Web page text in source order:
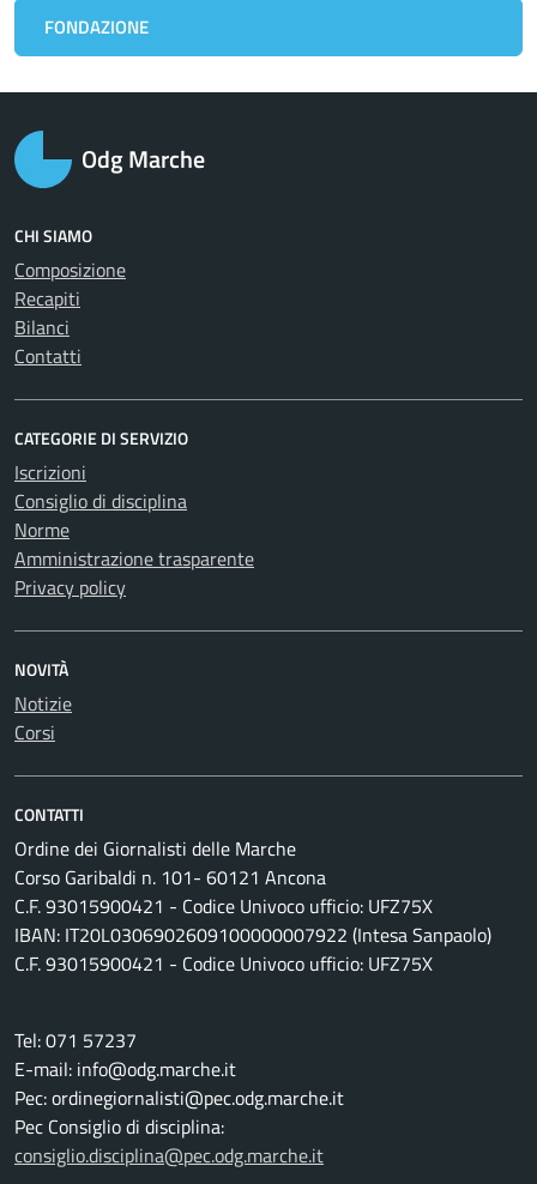
FONDAZIONE
Odg Marche
CHI SIAMO
Composizione
Recapiti
Bilanci
Contatti
CATEGORIE DI SERVIZIO
Iscrizioni
Consiglio di disciplina
Norme
Amministrazione trasparente
Privacy policy
NOVITÀ
Notizie
Corsi
CONTATTI
Ordine dei Giornalisti delle Marche
Corso Garibaldi n. 101- 60121 Ancona
C.F. 93015900421 - Codice Univoco ufficio: UFZ75X
IBAN: IT20L0306902609100000007922 (Intesa Sanpaolo)
C.F. 93015900421 - Codice Univoco ufficio: UFZ75X
Tel: 071 57237
E-mail: info@odg.marche.it
Pec: ordinegiornalisti@pec.odg.marche.it
Pec Consiglio di disciplina:
consiglio.disciplina@pec.odg.marche.it